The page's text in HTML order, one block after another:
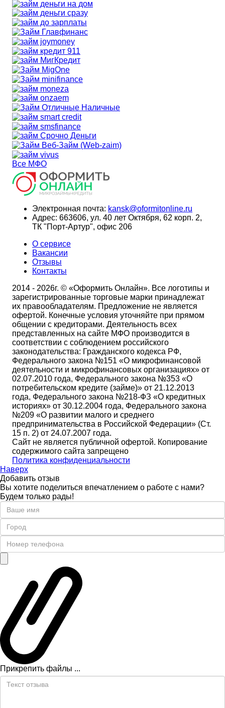
Все МФО
Электронная почта: kansk@oformitonline.ru
Адрес: 663606, ул. 40 лет Октября, 62 корп. 2,
ТК "Порт-Артур", офис 206
О сервисе
Вакансии
Отзывы
Контакты
2014 - 2026г. © «Оформить Онлайн». Все логотипы и
зарегистрированные торговые марки принадлежат
их правообладателям. Предложение не является
офертой. Конечные условия уточняйте при прямом
общении с кредиторами. Деятельность всех
представленных на сайте МФО производится в
соответствии с соблюдением российского
законодательства: Гражданского кодекса РФ,
Федерального закона №151 «О микрофинансовой
деятельности и микрофинансовых организациях» от
02.07.2010 года, Федерального закона №353 «О
потребительском кредите (займе)» от 21.12.2013
года, Федерального закона №218-ФЗ «О кредитных
историях» от 30.12.2004 года, Федерального закона
№209 «О развитии малого и среднего
предпринимательства в Российской Федерации» (Ст.
15 п. 2) от 24.07.2007 года.
Сайт не является публичной офертой. Копирование
содержимого сайта запрещено
Политика конфиденциальности
Наверх
Добавить отзыв
Вы хотите поделиться впечатлением о работе с нами?
Будем только рады!
Прикрепить файлы ...